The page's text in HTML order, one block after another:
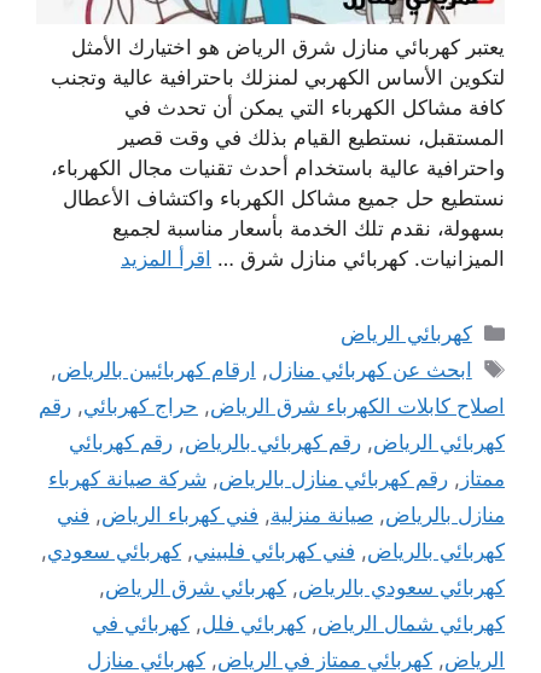
يعتبر كهربائي منازل شرق الرياض هو اختيارك الأمثل
لتكوين الأساس الكهربي لمنزلك باحترافية عالية وتجنب
كافة مشاكل الكهرباء التي يمكن أن تحدث في
المستقبل، نستطيع القيام بذلك في وقت قصير
واحترافية عالية باستخدام أحدث تقنيات مجال الكهرباء،
نستطيع حل جميع مشاكل الكهرباء واكتشاف الأعطال
بسهولة، نقدم تلك الخدمة بأسعار مناسبة لجميع
الميزانيات. كهربائي منازل شرق … اقرأ المزيد
التصنيفات
كهربائي الرياض
الوسوم
ابحث عن كهربائي منازل, ارقام كهربائيين ‫بالرياض‬,
اصلاح كابلات الكهرباء شرق الرياض, حراج كهربائي, رقم
كهربائي الرياض, رقم كهربائي بالرياض, رقم كهربائي
ممتاز , رقم كهربائي منازل بالرياض, شركة صيانة كهرباء
منازل بالرياض, صيانة منزلية, فني كهرباء الرياض, فني
كهربائي بالرياض, فني كهربائي فلبيني, كهربائي سعودي,
كهربائي سعودي بالرياض, كهربائي شرق الرياض,
كهربائي شمال الرياض, كهربائي فلل, كهربائي في
الرياض, كهربائي ممتاز في الرياض, كهربائي منازل